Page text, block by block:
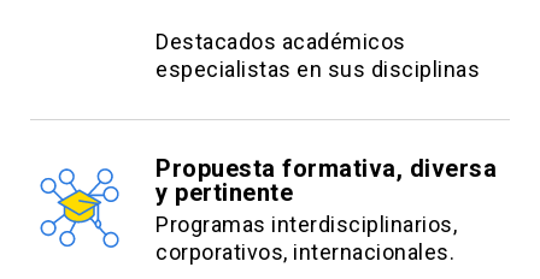
Destacados académicos
especialistas en sus disciplinas
Propuesta formativa, diversa
y pertinente
Programas interdisciplinarios,
corporativos, internacionales.